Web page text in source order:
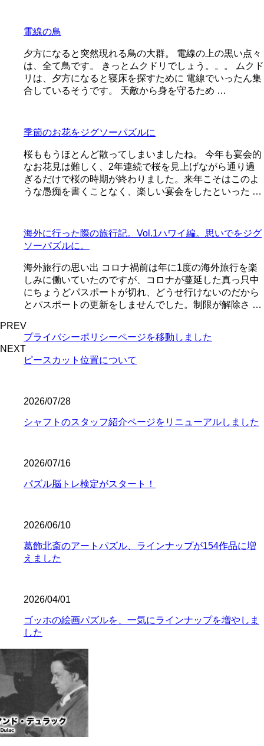
電線の鳥
夕方になると突然現れる鳥の大群。 電線の上の黒い点々
は、全て鳥です。 きっとムクドリでしょう。。。 ムクド
リは、夕方になると寝床を探すために 電線でいったん集
合しているそうです。 天敵から身を守るため …
季節のお花をジグソーパズルに
桜ももうほとんど散ってしまいましたね。 今年も宴会的
なお花見は難しく、2年連続で桜を見上げながら通り過
ぎるだけで桜の時期が終わりました。来年こそはこのよ
うな愚痴を書くことなく、楽しい宴会をしたといった …
海外に行った際の旅行記。Vol.1ハワイ編。思いでをジグ
ソーパズルに。
海外旅行の思い出 コロナ禍前は年に1度の海外旅行を楽
しみに働いていたのですが、コロナが蔓延した真っ只中
にちょうどパスポートが切れ、どうせ行けないのだから
とパスポートの更新をしませんでした。制限が解除さ …
PREV
プライバシーポリシーページを移動しました
NEXT
ピースカット位置について
2026/07/28
シャフトのスタッフ紹介ページをリニューアルしました
2026/07/16
パズル脳トレ検定がスタート！
2026/06/10
葛飾北斎のアートパズル、ラインナップが154作品に増
えました
2026/04/01
ゴッホの絵画パズルを、一気にラインナップを増やしま
した